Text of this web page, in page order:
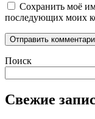
Сохранить моё
последующих моих
Поиск
Свежие